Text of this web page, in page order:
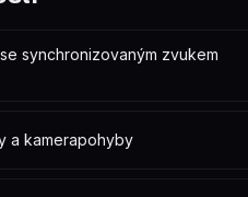
synchronizovaným zvukem
a kamerapohyby